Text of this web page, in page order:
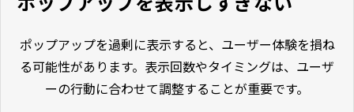
ポップアップを過剰に表示すると、ユーザー体験を損ね
る可能性があります。表示回数やタイミングは、ユーザ
ーの行動に合わせて調整することが重要です。